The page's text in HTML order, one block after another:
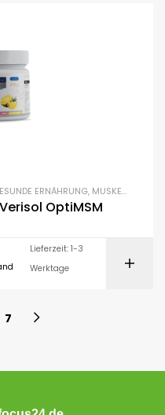
ERNÄHRUNG, MUSKELAUFBAU
Lieferzeit: 1-3
Werktage
7